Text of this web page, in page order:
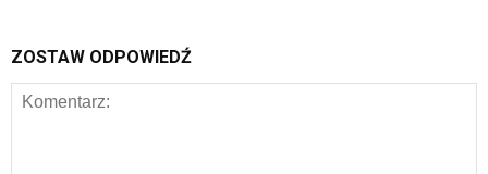
ZOSTAW ODPOWIEDŹ